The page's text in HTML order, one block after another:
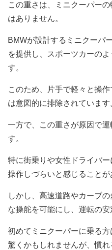
この重さは、ミニクーパー
はありません。
BMWが設計するミニクーパ
を提供し、スポーツカーの
す。
このため、片手で軽々と操
は意図的に排除されています
一方で、この重さが原因で
す。
特に街乗りや女性ドライバ
操作しづらいと感じることが
しかし、高速道路やカーブ
な操舵を可能にし、運転の安
初めてミニクーパーに乗る
驚くかもしれませんが、慣